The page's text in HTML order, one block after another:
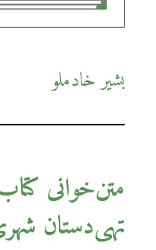
بشیر خادملو
متن‌خوانی
تهی‌دستان